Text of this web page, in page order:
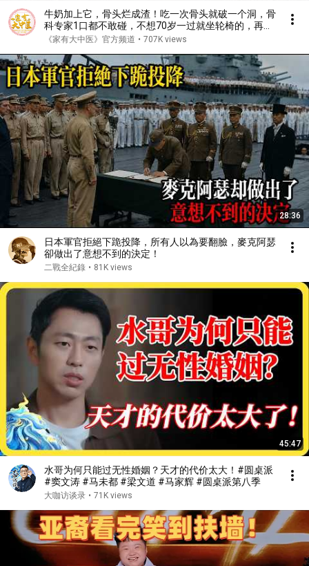
牛奶加上它，骨头烂成渣！吃一次骨头就破一个洞，骨
科专家1口都不敢碰，不想70岁一过就坐轮椅的，再喜
欢都要忌口！【家庭大医生】
《家有大中医》官方频道 • 707K views
28:36
日本軍官拒絕下跪投降，所有人以為要翻臉，麥克阿瑟
卻做出了意想不到的決定！
二戰全紀錄 • 81K views
45:47
水哥为何只能过无性婚姻？天才的代价太大！#圆桌派
#窦文涛 #马未都 #梁文道 #马家辉 #圆桌派第八季
大咖访谈录 • 71K views